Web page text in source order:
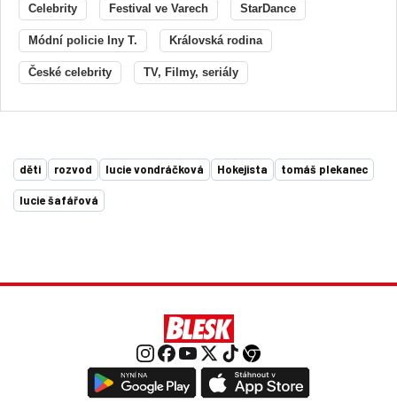
Celebrity Festival ve Varech StarDance
Módní policie Iny T. Královská rodina
České celebrity TV, Filmy, seriály
děti rozvod lucie vondráčková Hokejista tomáš plekanec
lucie šafářová